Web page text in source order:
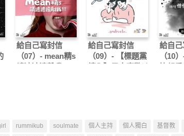
給自己寫封信
（07）- mean精s
給自己寫封信
（09）- 【標題黨
給自
（10
rummikub soulmate 個人主持 個人獨白 基督教